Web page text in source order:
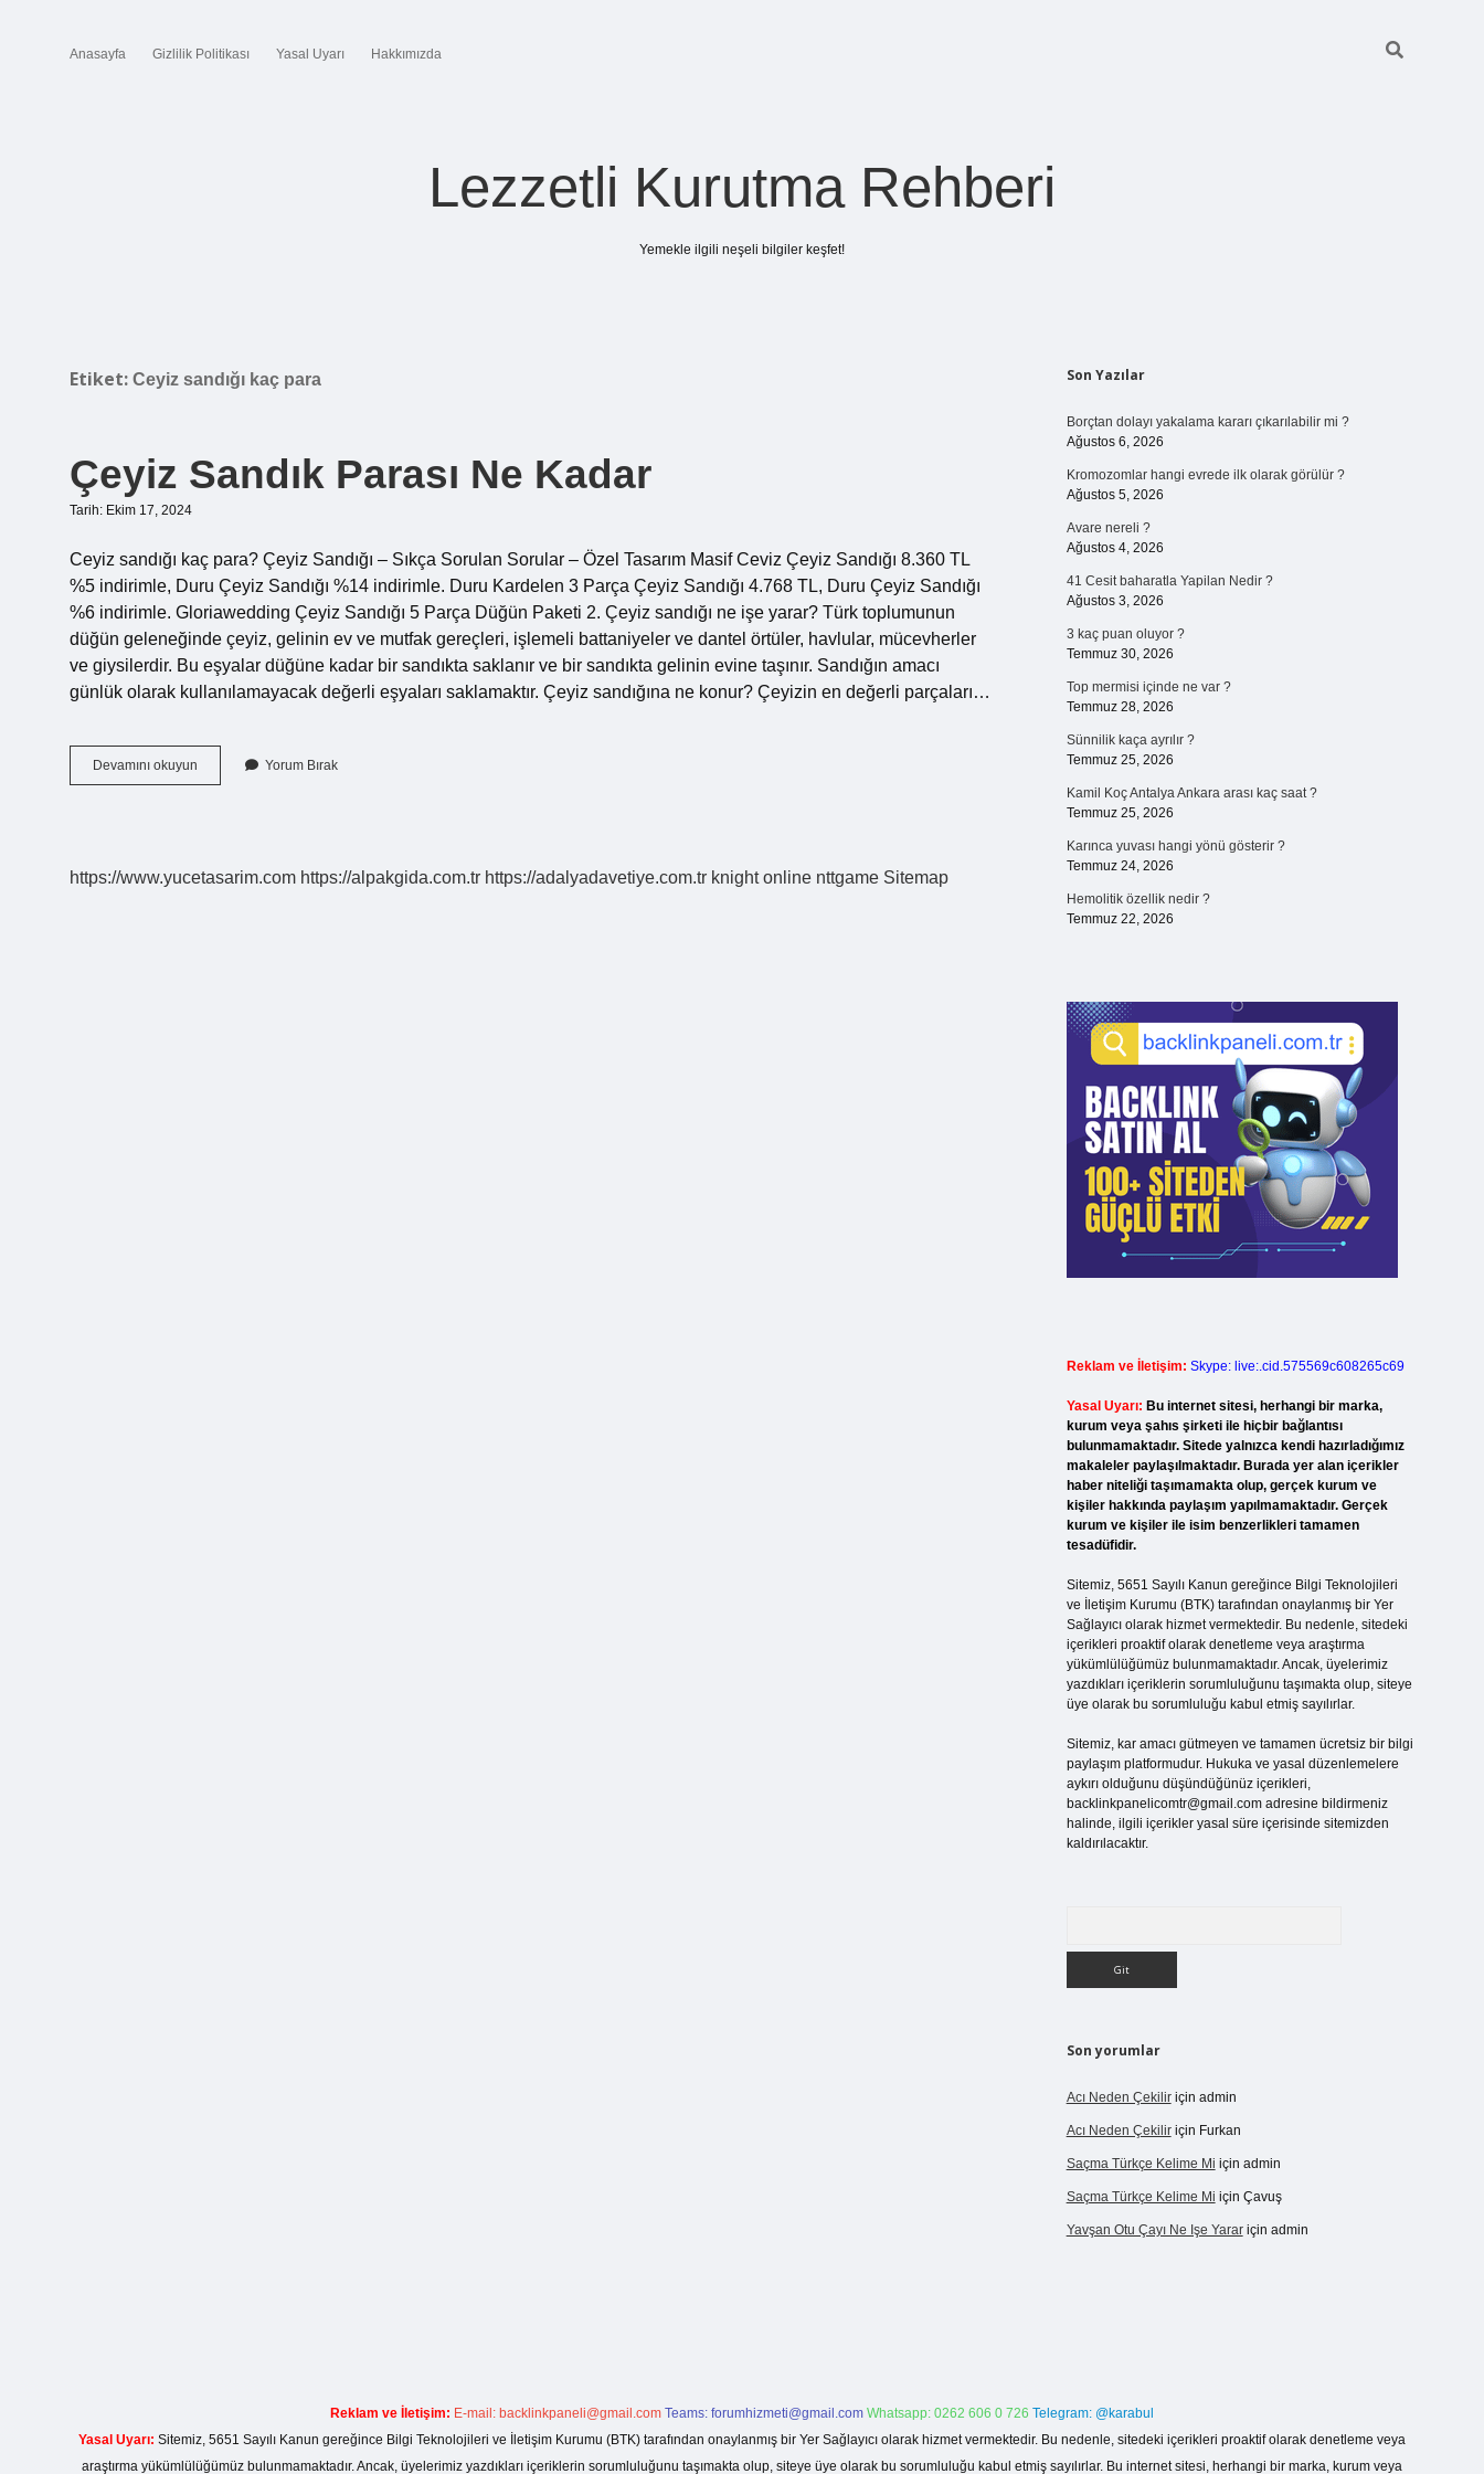
Anasayfa Gizlilik Politikası Yasal Uyarı Hakkımızda
Lezzetli Kurutma Rehberi
Yemekle ilgili neşeli bilgiler keşfet!
Etiket: Ceyiz sandığı kaç para
Çeyiz Sandık Parası Ne Kadar
Tarih: Ekim 17, 2024
Ceyiz sandığı kaç para? Çeyiz Sandığı – Sıkça Sorulan Sorular – Özel Tasarım Masif Ceviz Çeyiz Sandığı 8.360 TL
%5 indirimle, Duru Çeyiz Sandığı %14 indirimle. Duru Kardelen 3 Parça Çeyiz Sandığı 4.768 TL, Duru Çeyiz Sandığı
%6 indirimle. Gloriawedding Çeyiz Sandığı 5 Parça Düğün Paketi 2. Çeyiz sandığı ne işe yarar? Türk toplumunun
düğün geleneğinde çeyiz, gelinin ev ve mutfak gereçleri, işlemeli battaniyeler ve dantel örtüler, havlular, mücevherler
ve giysilerdir. Bu eşyalar düğüne kadar bir sandıkta saklanır ve bir sandıkta gelinin evine taşınır. Sandığın amacı
günlük olarak kullanılamayacak değerli eşyaları saklamaktır. Çeyiz sandığına ne konur? Çeyizin en değerli parçaları…
Devamını okuyun
Sandık
Yorum Bırak
https://www.yucetasarim.com https://alpakgida.com.tr https://adalyadavetiye.com.tr knight online nttgame Sitemap
Sidebar
Son Yazılar
Borçtan dolayı yakalama kararı çıkarılabilir mi ?
Ağustos 6, 2026
Kromozomlar hangi evrede ilk olarak görülür ?
Ağustos 5, 2026
Avare nereli ?
Ağustos 4, 2026
41 Cesit baharatla Yapilan Nedir ?
Ağustos 3, 2026
3 kaç puan oluyor ?
Temmuz 30, 2026
Top mermisi içinde ne var ?
Temmuz 28, 2026
Sünnilik kaça ayrılır ?
Temmuz 25, 2026
Kamil Koç Antalya Ankara arası kaç saat ?
Temmuz 25, 2026
Karınca yuvası hangi yönü gösterir ?
Temmuz 24, 2026
Hemolitik özellik nedir ?
Temmuz 22, 2026
Reklam ve İletişim: Skype: live:.cid.575569c608265c69
Yasal Uyarı: Bu internet sitesi, herhangi bir marka,
kurum veya şahıs şirketi ile hiçbir bağlantısı
bulunmamaktadır. Sitede yalnızca kendi hazırladığımız
makaleler paylaşılmaktadır. Burada yer alan içerikler
haber niteliği taşımamakta olup, gerçek kurum ve
kişiler hakkında paylaşım yapılmamaktadır. Gerçek
kurum ve kişiler ile isim benzerlikleri tamamen
tesadüfidir.
Sitemiz, 5651 Sayılı Kanun gereğince Bilgi Teknolojileri
ve İletişim Kurumu (BTK) tarafından onaylanmış bir Yer
Sağlayıcı olarak hizmet vermektedir. Bu nedenle, sitedeki
içerikleri proaktif olarak denetleme veya araştırma
yükümlülüğümüz bulunmamaktadır. Ancak, üyelerimiz
yazdıkları içeriklerin sorumluluğunu taşımakta olup, siteye
üye olarak bu sorumluluğu kabul etmiş sayılırlar.
Sitemiz, kar amacı gütmeyen ve tamamen ücretsiz bir bilgi
paylaşım platformudur. Hukuka ve yasal düzenlemelere
aykırı olduğunu düşündüğünüz içerikleri,
backlinkpanelicomtr@gmail.comadresine bildirmeniz
halinde, ilgili içerikler yasal süre içerisinde sitemizden
kaldırılacaktır.
Son yorumlar
Acı Neden Çekiliriçin admin
Acı Neden Çekiliriçin Furkan
Saçma Türkçe Kelime Mi için admin
Saçma Türkçe Kelime Mi için Çavuş
Yavşan Otu Çayı Ne Işe Yarariçin admin
Reklam ve İletişim: E-mail: backlinkpaneli@gmail.com Teams: forumhizmeti@gmail.com Whatsapp: 0262 606 0 726 Telegram: @karabul
Yasal Uyarı: Sitemiz, 5651 Sayılı Kanun gereğince Bilgi Teknolojileri ve İletişim Kurumu (BTK) tarafından onaylanmış bir Yer Sağlayıcı olarak hizmet vermektedir. Bu nedenle, sitedeki içerikleri proaktif olarak denetleme veya
araştırma yükümlülüğümüz bulunmamaktadır. Ancak, üyelerimiz yazdıkları içeriklerin sorumluluğunu taşımakta olup, siteye üye olarak bu sorumluluğu kabul etmiş sayılırlar. Bu internet sitesi, herhangi bir marka, kurum veya